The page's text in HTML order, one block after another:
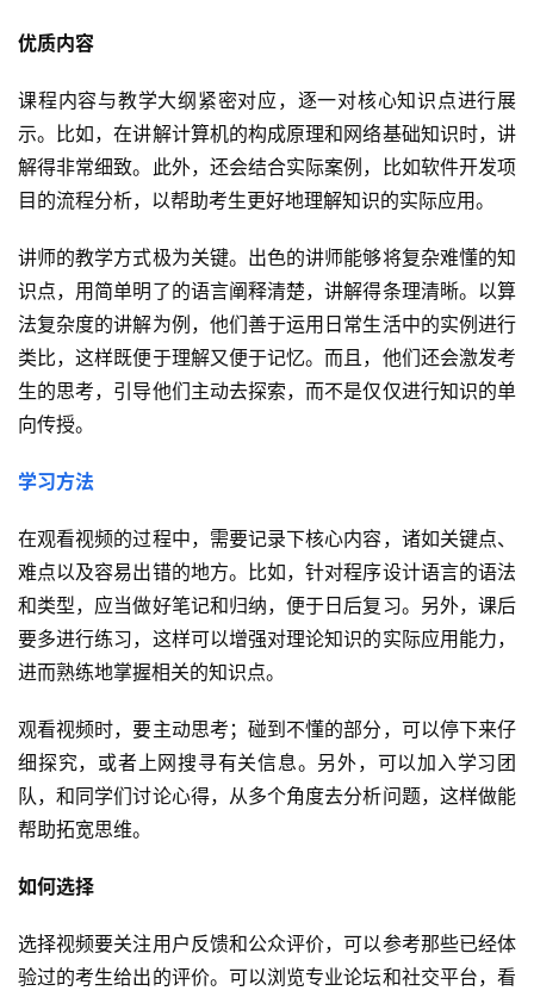
优质内容
课程内容与教学大纲紧密对应，逐一对核心知识点进行展
示。比如，在讲解计算机的构成原理和网络基础知识时，讲
解得非常细致。此外，还会结合实际案例，比如软件开发项
目的流程分析，以帮助考生更好地理解知识的实际应用。
讲师的教学方式极为关键。出色的讲师能够将复杂难懂的知
识点，用简单明了的语言阐释清楚，讲解得条理清晰。以算
法复杂度的讲解为例，他们善于运用日常生活中的实例进行
类比，这样既便于理解又便于记忆。而且，他们还会激发考
生的思考，引导他们主动去探索，而不是仅仅进行知识的单
向传授。
学习方法
在观看视频的过程中，需要记录下核心内容，诸如关键点、
难点以及容易出错的地方。比如，针对程序设计语言的语法
和类型，应当做好笔记和归纳，便于日后复习。另外，课后
要多进行练习，这样可以增强对理论知识的实际应用能力，
进而熟练地掌握相关的知识点。
观看视频时，要主动思考；碰到不懂的部分，可以停下来仔
细探究，或者上网搜寻有关信息。另外，可以加入学习团
队，和同学们讨论心得，从多个角度去分析问题，这样做能
帮助拓宽思维。
如何选择
选择视频要关注用户反馈和公众评价，可以参考那些已经体
验过的考生给出的评价。可以浏览专业论坛和社交平台，看